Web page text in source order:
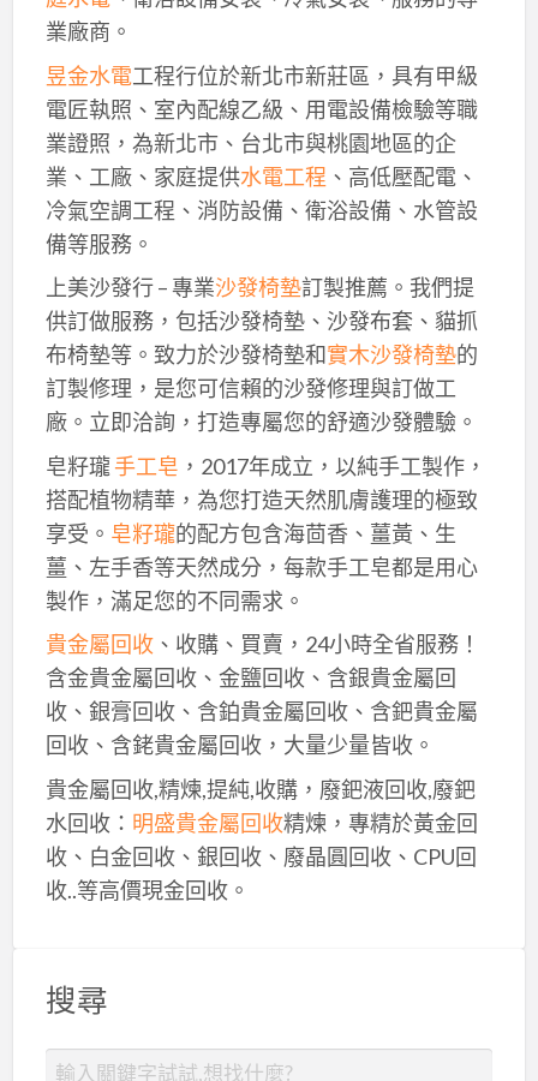
業廠商。
昱金水電工程行位於新北市新莊區，具有甲級
電匠執照、室內配線乙級、用電設備檢驗等職
業證照，為新北市、台北市與桃園地區的企
業、工廠、家庭提供水電工程 、高低壓配電、
冷氣空調工程、消防設備、衛浴設備、水管設
備等服務。
上美沙發行 – 專業沙發椅墊訂製推薦。我們提
供訂做服務，包括沙發椅墊、沙發布套、貓抓
布椅墊等。致力於沙發椅墊和實木沙發椅墊的
訂製修理，是您可信賴的沙發修理與訂做工
廠。立即洽詢，打造專屬您的舒適沙發體驗。
皂籽瓏手工皂 ，2017年成立，以純手工製作，
搭配植物精華，為您打造天然肌膚護理的極致
享受。 皂籽瓏的配方包含海茴香、薑黃、生
薑、左手香等天然成分，每款手工皂都是用心
製作，滿足您的不同需求。
貴金屬回收、收購、買賣，24小時全省服務！
含金貴金屬回收、金鹽回收、含銀貴金屬回
收、銀膏回收、含鉑貴金屬回收、含鈀貴金屬
回收、含銠貴金屬回收，大量少量皆收。
貴金屬回收,精煉,提純,收購，廢鈀液回收,廢鈀
水回收： 明盛貴金屬回收精煉，專精於黃金回
收、白金回收、銀回收、廢晶圓回收、CPU回
收..等高價現金回收。
搜尋